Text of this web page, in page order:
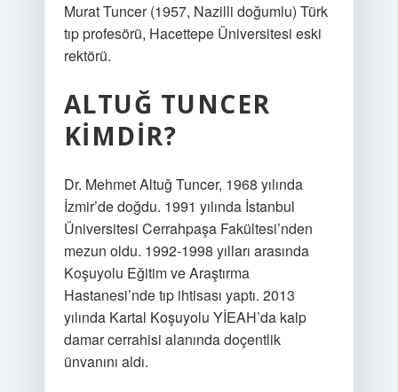
Murat Tuncer (1957, Nazilli doğumlu) Türk
tıp profesörü, Hacettepe Üniversitesi eski
rektörü.
ALTUĞ TUNCER
KIMDIR?
Dr. Mehmet Altuğ Tuncer, 1968 yılında
İzmir’de doğdu. 1991 yılında İstanbul
Üniversitesi Cerrahpaşa Fakültesi’nden
mezun oldu. 1992-1998 yılları arasında
Koşuyolu Eğitim ve Araştırma
Hastanesi’nde tıp ihtisası yaptı. 2013
yılında Kartal Koşuyolu YİEAH’da kalp
damar cerrahisi alanında doçentlik
ünvanını aldı.